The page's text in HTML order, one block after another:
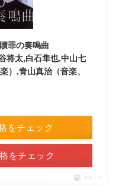
罪の奏鳴曲
将太,白石隼也,中山七
）,青山真治（音楽、
をチェック
をチェック
ポチップ